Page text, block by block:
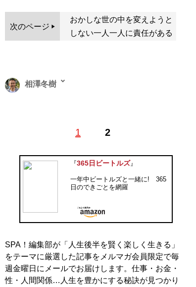
次のページ
おかしな世の中を変えようと
しない一人一人に責任がある
1 2
相澤冬樹
して森友報道に関するスクープを連発。2018年にNHKを
（角川新書）、『メディアの闇 「安倍官邸 VS.NHK」森
友取材全真相』（文春文庫） 、共著書に『私は真実が知
りたい 夫が遺書で告発「森友」改ざんはなぜ？』（文
記事一覧へ
『365日ビートルズ』
一年中ビートルズと一緒に! 365
日のできごとを網羅
SPA！編集部が「人生後半を賢く楽しく生きる」
をテーマに厳選した記事をメルマガ会員限定で毎
週金曜日にメールでお届けします。仕事・お金・
性・人間関係…人生を豊かにする秘訣が見つかり